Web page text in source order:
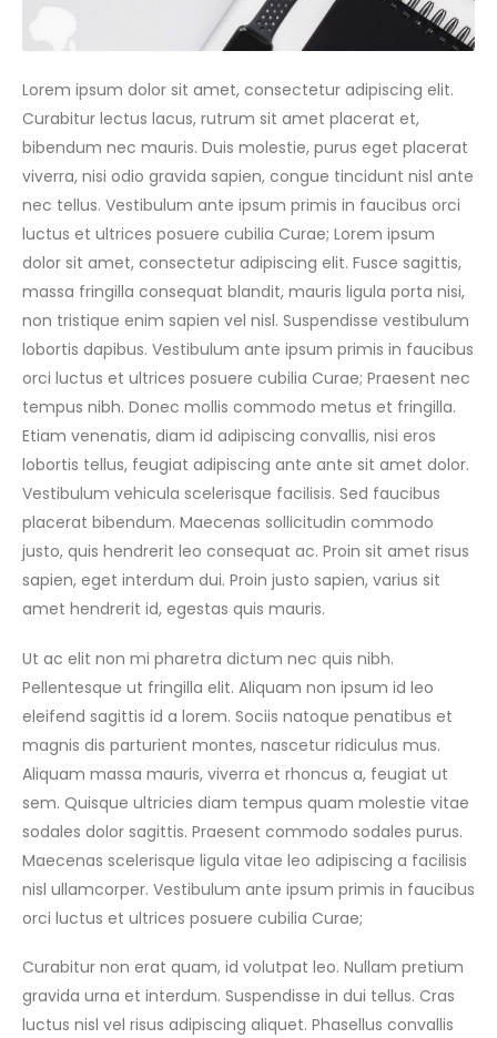
Lorem ipsum dolor sit amet, consectetur adipiscing elit.
Curabitur lectus lacus, rutrum sit amet placerat et,
bibendum nec mauris. Duis molestie, purus eget placerat
viverra, nisi odio gravida sapien, congue tincidunt nisl ante
nec tellus. Vestibulum ante ipsum primis in faucibus orci
luctus et ultrices posuere cubilia Curae; Lorem ipsum
dolor sit amet, consectetur adipiscing elit. Fusce sagittis,
massa fringilla consequat blandit, mauris ligula porta nisi,
non tristique enim sapien vel nisl. Suspendisse vestibulum
lobortis dapibus. Vestibulum ante ipsum primis in faucibus
orci luctus et ultrices posuere cubilia Curae; Praesent nec
tempus nibh. Donec mollis commodo metus et fringilla.
Etiam venenatis, diam id adipiscing convallis, nisi eros
lobortis tellus, feugiat adipiscing ante ante sit amet dolor.
Vestibulum vehicula scelerisque facilisis. Sed faucibus
placerat bibendum. Maecenas sollicitudin commodo
justo, quis hendrerit leo consequat ac. Proin sit amet risus
sapien, eget interdum dui. Proin justo sapien, varius sit
amet hendrerit id, egestas quis mauris.
Ut ac elit non mi pharetra dictum nec quis nibh.
Pellentesque ut fringilla elit. Aliquam non ipsum id leo
eleifend sagittis id a lorem. Sociis natoque penatibus et
magnis dis parturient montes, nascetur ridiculus mus.
Aliquam massa mauris, viverra et rhoncus a, feugiat ut
sem. Quisque ultricies diam tempus quam molestie vitae
sodales dolor sagittis. Praesent commodo sodales purus.
Maecenas scelerisque ligula vitae leo adipiscing a facilisis
nisl ullamcorper. Vestibulum ante ipsum primis in faucibus
orci luctus et ultrices posuere cubilia Curae;
Curabitur non erat quam, id volutpat leo. Nullam pretium
gravida urna et interdum. Suspendisse in dui tellus. Cras
luctus nisl vel risus adipiscing aliquet. Phasellus convallis